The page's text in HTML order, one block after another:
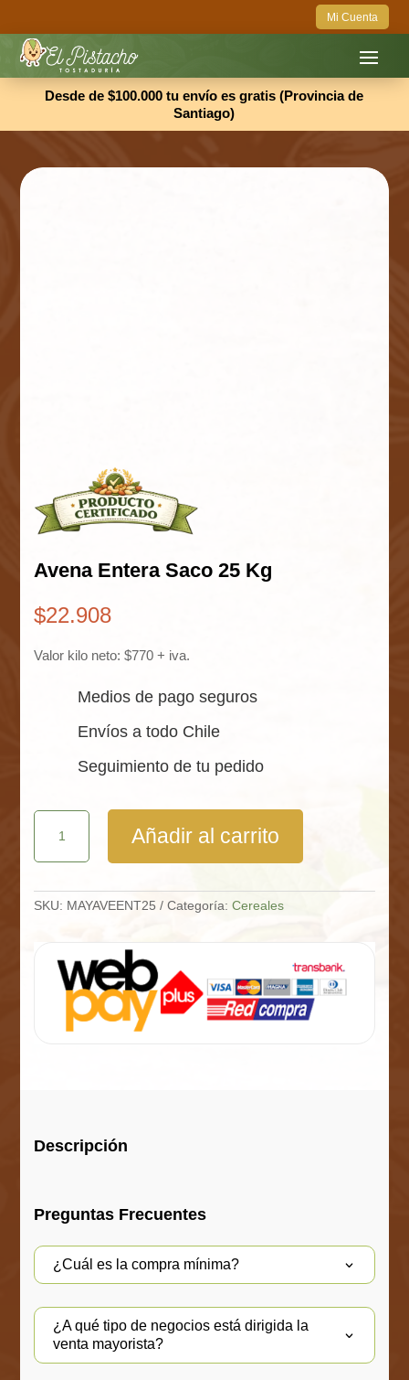
Mi Cuenta
Desde de $100.000 tu envío es gratis (Provincia de
Santiago)
Avena Entera Saco 25 Kg
$22.908
Valor kilo neto: $770 + iva.
Medios de pago seguros
Envíos a todo Chile
Seguimiento de tu pedido
Avena
Entera
Kg
cantidad
Añadir al carrito
SKU: MAYAVEENT25 Categoría:Cereales
Descripción
Preguntas Frecuentes
¿Cuál es la compra mínima?
¿A qué tipo de negocios está dirigida la
venta mayorista?